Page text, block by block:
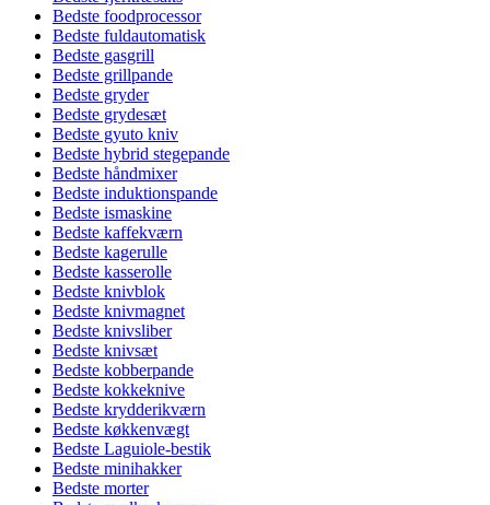
Bedste foodprocessor
Bedste fuldautomatisk
Bedste gasgrill
Bedste grillpande
Bedste gryder
Bedste grydesæt
Bedste gyuto kniv
Bedste hybrid stegepande
Bedste håndmixer
Bedste induktionspande
Bedste ismaskine
Bedste kaffekværn
Bedste kagerulle
Bedste kasserolle
Bedste knivblok
Bedste knivmagnet
Bedste knivsliber
Bedste knivsæt
Bedste kobberpande
Bedste kokkeknive
Bedste krydderikværn
Bedste køkkenvægt
Bedste Laguiole-bestik
Bedste minihakker
Bedste morter